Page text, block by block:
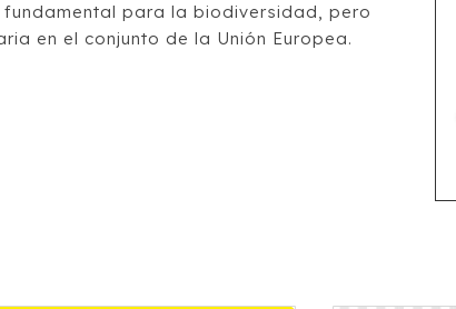
para la biodiversidad, pero
en el conjunto de la Unión Europea.